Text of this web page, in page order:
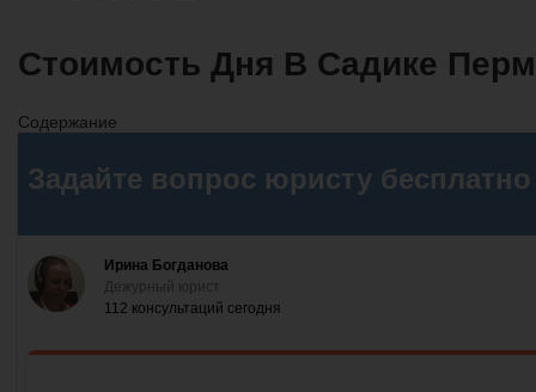
Стоимость Дня В Садике
Содержание